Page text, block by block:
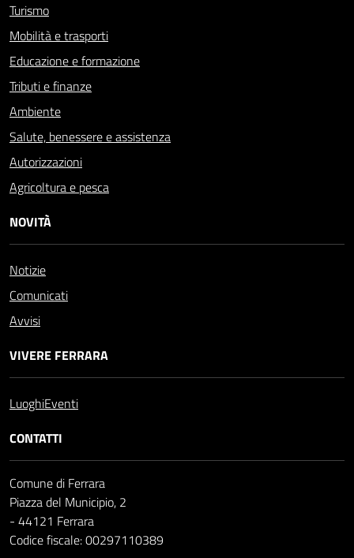
Turismo
Mobilità e trasporti
Educazione e formazione
Tributi e finanze
Ambiente
Salute, benessere e assistenza
Autorizzazioni
Agricoltura e pesca
NOVITÀ
Notizie
Comunicati
Avvisi
VIVERE FERRARA
LuoghiEventi
CONTATTI
Comune di Ferrara
Piazza del Municipio, 2
- 44121 Ferrara
Codice fiscale: 00297110389